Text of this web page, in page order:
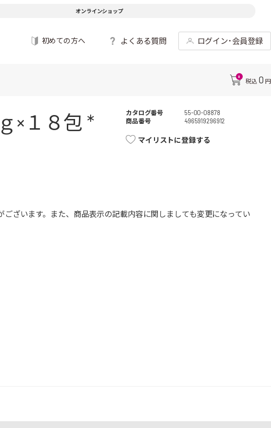
オンラインショップ
初めての方へ よくある質問 ログイン･会員登録
0
税込 0 円
×１８包 * カタログ番号
55-00-08878
商品番号
4965919296912
マイリストに登録する
ざいます。また、商品表示の記載内容に関しましても変更になってい